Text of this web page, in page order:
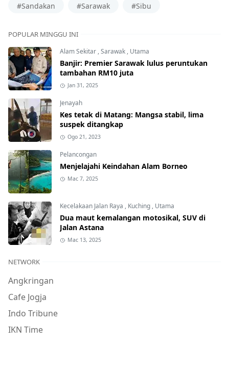
#Sandakan #Sarawak #Sibu
POPULAR MINGGU INI
Alam Sekitar,Sarawak, Utama
Banjir: Premier Sarawak lulus peruntukan
tambahan RM10 juta
Jan 31, 2025
Jenayah
Kes tetak di Matang: Mangsa stabil, lima
suspek ditangkap
Ogo 21, 2023
Pelancongan
Menjelajahi Keindahan Alam Borneo
Mac 7, 2025
Kecelakaan Jalan Raya , Kuching, Utama
Dua maut kemalangan motosikal, SUV di
Jalan Astana
Mac 13, 2025
NETWORK
Angkringan
Cafe Jogja
Indo Tribune
IKN Time